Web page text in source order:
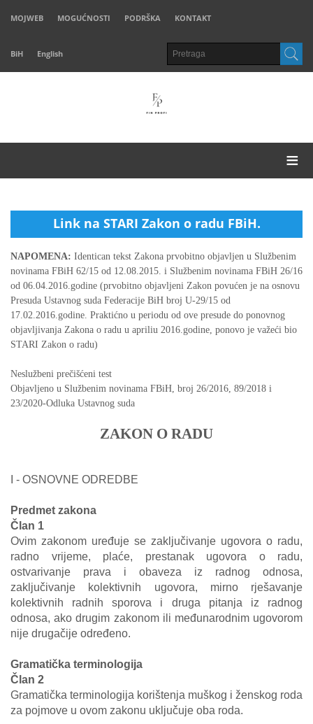
MOJWEB MOGUĆNOSTI PODRŠKA KONTAKT
BiH English
≡
Link na STARI Zakon o radu FBiH.
NAPOMENA: Identican tekst Zakona prvobitno objavljen u Službenim
novinama FBiH 62/15 od 12.08.2015. i Službenim novinama FBiH 26/16
od 06.04.2016.godine (prvobitno objavljeni Zakon povućen je na osnovu
Presuda Ustavnog suda Federacije BiH broj U-29/15 od
17.02.2016.godine. Praktićno u periodu od ove presude do ponovnog
objavljivanja Zakona o radu u apriliu 2016.godine, ponovo je važeći bio
STARI Zakon o radu)
Neslužbeni prečišćeni test
Objavljeno u Službenim novinama FBiH, broj 26/2016, 89/2018 i
23/2020-Odluka Ustavnog suda
ZAKON O RADU
I - OSNOVNE ODREDBE
Predmet zakona
Član 1
Ovim zakonom uređuje se zaključivanje ugovora o radu,
radno vrijeme, plaće, prestanak ugovora o radu,
ostvarivanje prava i obaveza iz radnog odnosa,
zaključivanje kolektivnih ugovora, mirno rješavanje
kolektivnih radnih sporova i druga pitanja iz radnog
odnosa, ako drugim zakonom ili međunarodnim ugovorom
nije drugačije određeno.
Gramatička terminologija
Član 2
Gramatička terminologija korištenja muškog i ženskog roda
za pojmove u ovom zakonu uključuje oba roda.